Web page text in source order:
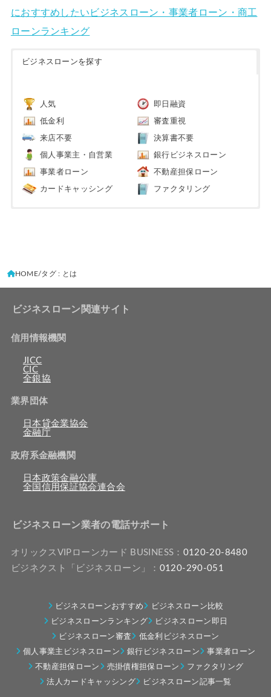
におすすめしたいビジネスローン・事業者ローン・商工
ローンランキング
ビジネスローンを探す
人気 即日融資
低金利 審査重視
来店不要 決算書不要
個人事業主・自営業 銀行ビジネスローン
事業者ローン 不動産担保ローン
カードキャッシング ファクタリング
HOME タグ : とは
ビジネスローン関連サイト
信用情報機関
JICC
CIC
全銀協
業界団体
日本貸金業協会
金融庁
政府系金融機関
日本政策金融公庫
全国信用保証協会連合会
ビジネスローン業者の電話サポート
オリックスVIPローンカード BUSINESS： 0120-20-8480
ビジネクスト「ビジネスローン」： 0120-290-051
ビジネスローンおすすめ
ビジネスローン比較
ビジネスローンランキング
ビジネスローン即日
ビジネスローン審査
低金利ビジネスローン
個人事業主ビジネスローン
銀行ビジネスローン
事業者ローン
不動産担保ローン
売掛債権担保ローン
ファクタリング
法人カードキャッシング
ビジネスローン記事一覧